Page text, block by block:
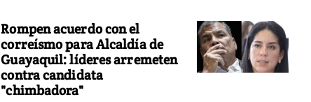
Rompen acuerdo con el
correísmo para Alcaldía de
Guayaquil: líderes arremeten
contra candidata
"chimbadora"